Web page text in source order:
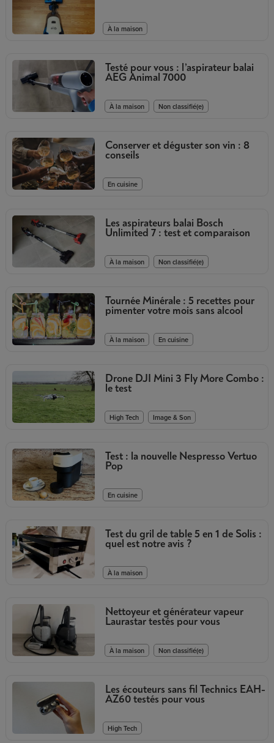
À la maison
Testé pour vous : l’aspirateur balai
AEG Animal 7000
À la maison Non classifié(e)
Conserver et déguster son vin : 8
conseils
En cuisine
Les aspirateurs balai Bosch
Unlimited 7 : test et comparaison
À la maison Non classifié(e)
Tournée Minérale : 5 recettes pour
pimenter votre mois sans alcool
À la maison En cuisine
Drone DJI Mini 3 Fly More Combo :
le test
High Tech Image & Son
Test : la nouvelle Nespresso Vertuo
Pop
En cuisine
Test du gril de table 5 en 1 de Solis :
quel est notre avis ?
À la maison
Nettoyeur et générateur vapeur
Laurastar testés pour vous
À la maison Non classifié(e)
Les écouteurs sans fil Technics EAH-
AZ60 testés pour vous
High Tech